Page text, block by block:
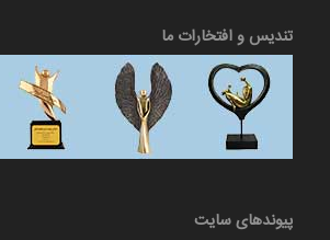
تندیس و افتخارات ما
پیوندهای سایت